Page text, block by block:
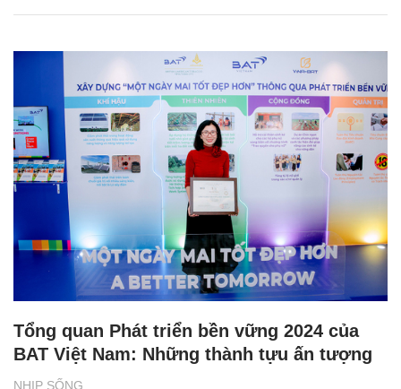
NHỊP SỐNG
Tổng quan Phát triển bền vững 2024 của
BAT Việt Nam: Những thành tựu ấn tượng